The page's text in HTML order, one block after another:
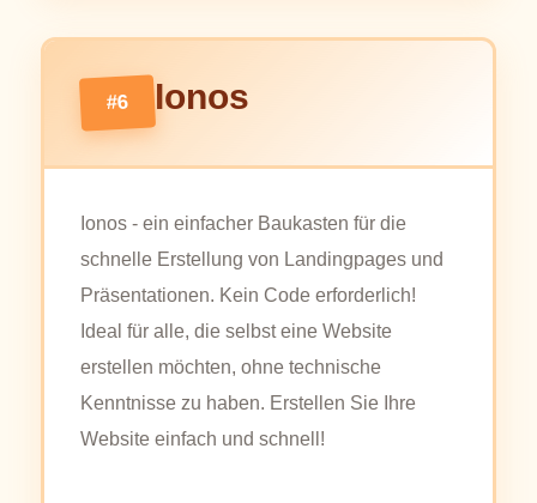
#6 Ionos
Ionos - ein einfacher Baukasten für die
schnelle Erstellung von Landingpages und
Präsentationen. Kein Code erforderlich!
Ideal für alle, die selbst eine Website
erstellen möchten, ohne technische
Kenntnisse zu haben. Erstellen Sie Ihre
Website einfach und schnell!